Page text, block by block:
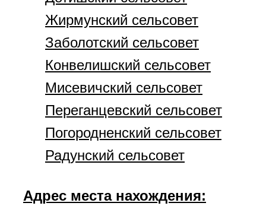
Жирмунский сельсовет
Заболотский сельсовет
Конвелишский сельсовет
Мисевичский сельсовет
Переганцевский сельсовет
Погородненский сельсовет
Радунский сельсовет
Адрес места нахождения: